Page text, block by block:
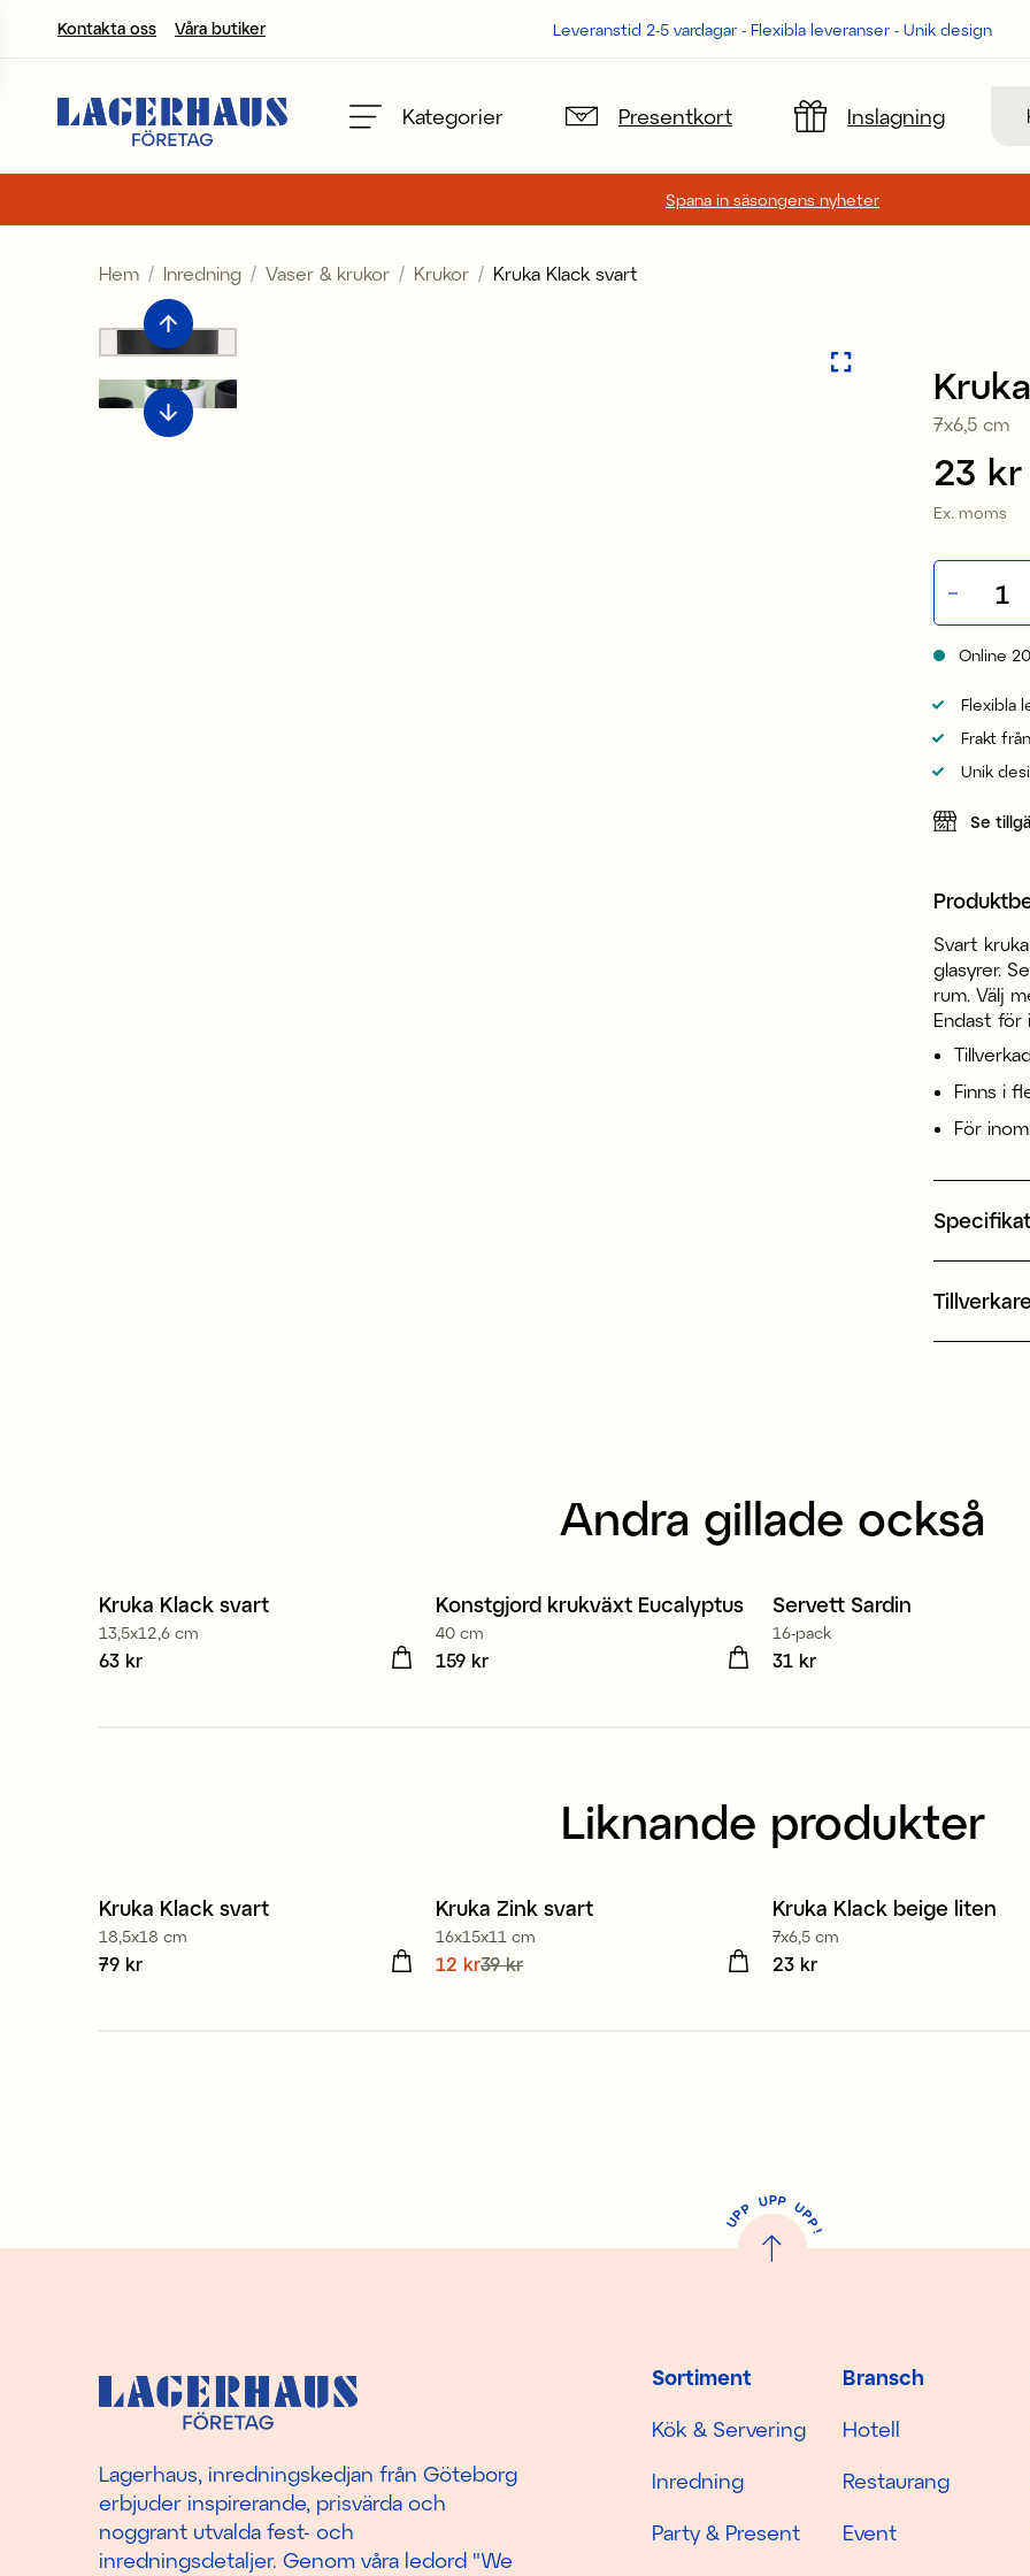
Kontakta oss Våra butiker Leveranstid 2-5 vardagar - Flexibla leveranser - Unik design
Kategorier Presentkort Inslagning
Spana in säsongens nyheter
Välj språk / valuta
FI / EUR
NO / NKR
SE / SEK
Hem Inredning Vaser & krukor Krukor Kruka Klack svart
7x6,5 cm
Pris:
23 kr
Ex. moms
Online
Flexibla
Frakt
Unik
Se
Svart
glasyrer.
rum. Välj
Endast för
Finns i
För
Andra gillade också
Kruka Klack svart
13,5x12,6 cm
Pris:
63 kr
Konstgjord krukväxt Eucalyptus
40 cm
Pris :159 kr
159 kr
Servett Sardin
16-pack
Pris:
31 kr
Liknande produkter
Kruka Klack svart
18,5x18 cm
Pris:
79 kr
Kruka Zink svart
16x15x11 cm
Nuvarande pris
12 kr39 kr
Kruka Klack beige liten
7x6,5 cm
Pris:
23 kr
U
P
P UPP UP
P
!
Sortiment
Kök & Servering
Inredning
Party & Present
Bransch
Hotell
Restaurang
Event
Lagerhaus, inredningskedjan från Göteborg
erbjuder inspirerande, prisvärda och
noggrant utvalda fest- och
inredningsdetaljer. Genom våra ledord "We